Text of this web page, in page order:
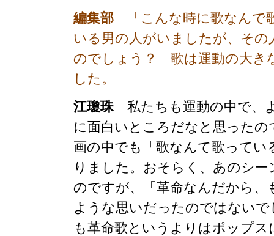
編集部 「こんな時に歌なんで
いる男の人がいましたが、そ
のでしょう？ 歌は運動の大き
した。
江瓊珠私たちも運動の中で、
に面白いところだなと思った
画の中でも「歌なんて歌って
りました。おそらく、あのシ
のですが、「革命なんだから
ような思いだったのではない
も革命歌というよりはポップ